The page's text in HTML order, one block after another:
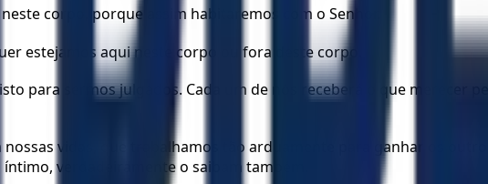
corpo, porque assim habitaremos com o Senhor.
estejamos aqui neste corpo ou fora deste corpo.
para sermos julgados. Cada um de nós receberá o que merecer
vidas, que trabalhamos tão arduamente para ganhar os
verdadeiramente o saibam também.